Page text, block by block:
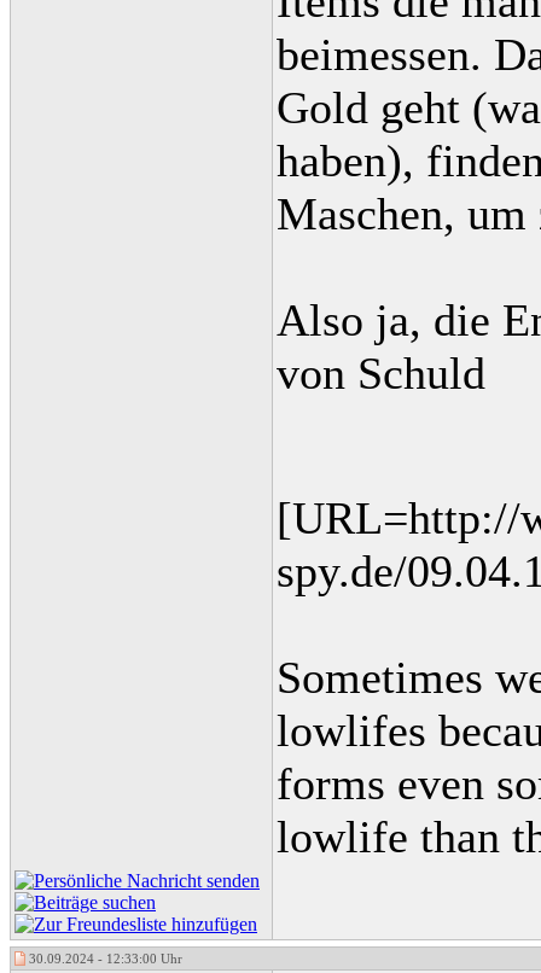
beimessen.
Gold geht
haben),
Maschen, um
Also ja, die
von Schuld
[URL=http://
spy.de/
Sometimes
lowlifes
forms even
lowlife than
30.09.2024 - 12:33:00 Uhr